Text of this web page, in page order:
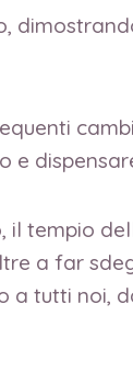
e
tempio
a far
tutti noi,